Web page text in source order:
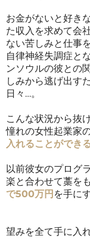
お金がないと好き
た収入を求めて会
ない苦しみと仕事
自律神経失調症と
ンソウルの彼との
しみから逃げ出す
日々…。
こんな状況から抜
憧れの女性起業家
入れることができ
以前彼女のプログ
楽と合わせて藁を
で500万円 を手に
望みを全て手に入